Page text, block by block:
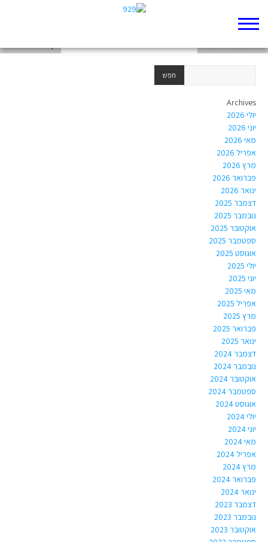
Archives
יולי 2026
יוני 2026
מאי 2026
אפריל 2026
מרץ 2026
פברואר 2026
ינואר 2026
דצמבר 2025
נובמבר 2025
אוקטובר 2025
ספטמבר 2025
אוגוסט 2025
יולי 2025
יוני 2025
מאי 2025
אפריל 2025
מרץ 2025
פברואר 2025
ינואר 2025
דצמבר 2024
נובמבר 2024
אוקטובר 2024
ספטמבר 2024
אוגוסט 2024
יולי 2024
יוני 2024
מאי 2024
אפריל 2024
מרץ 2024
פברואר 2024
ינואר 2024
דצמבר 2023
נובמבר 2023
אוקטובר 2023